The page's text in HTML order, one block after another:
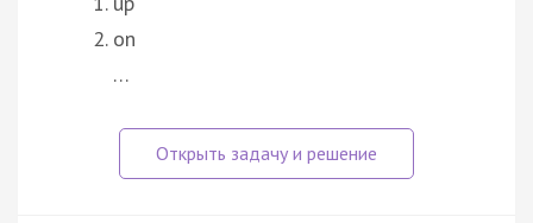
on
…